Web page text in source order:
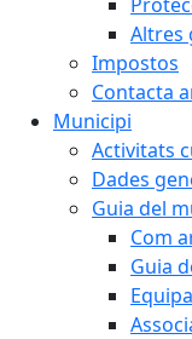
Altres
Impostos
Contacta
Municipi
Activitats
Dades
Guia del
Com
Guia